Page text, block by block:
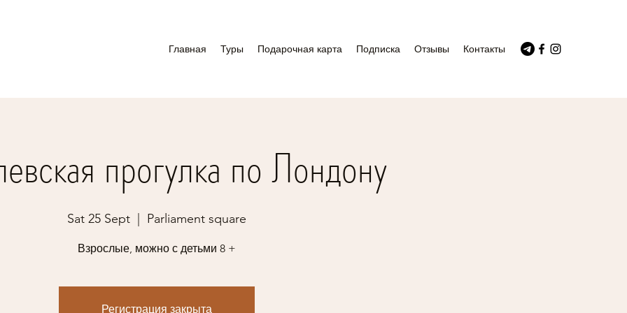
Главная Туры Подарочная карта Подписка Отзывы Контакты
прогулка по Лондону
Sat 25 Sept Parliament square
Взрослые, можно с детьми 8 +
Регистрация закрыта